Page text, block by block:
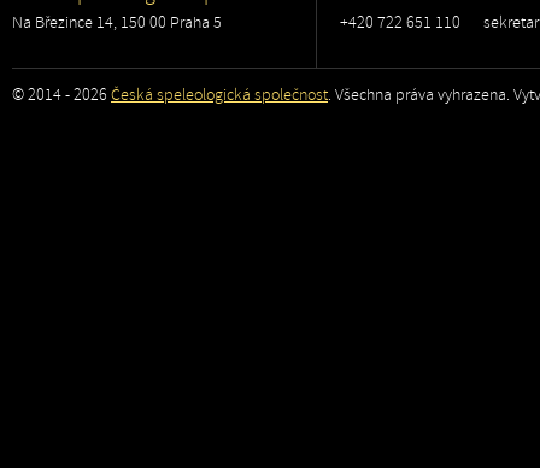
Na Březince 14, 150 00 Praha 5 +420 722 651 110
© 2014 - 2026 Česká speleologická společnost. Všechna práva vyhrazena.